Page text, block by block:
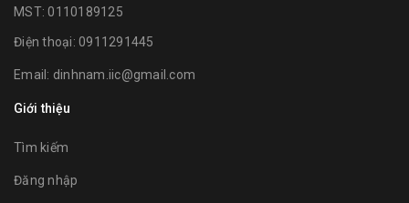
MST: 0110189125
Điện thoại: 0911291445
Email: dinhnam.iic@gmail.com
Giới thiệu
Tìm kiếm
Đăng nhập